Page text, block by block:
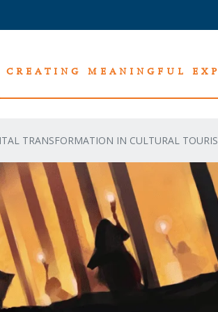
CREATING MEANINGFUL
TRANSFORMATION IN CULTURAL